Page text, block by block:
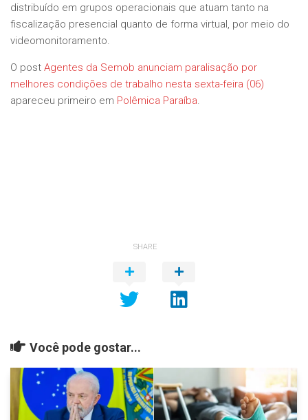
distribuído em grupos operacionais que atuam tanto na
fiscalização presencial quanto de forma virtual, por meio do
videomonitoramento.
O post Agentes da Semob anunciam paralisação por
melhores condições de trabalho nesta sexta-feira (06)
apareceu primeiro em Polêmica Paraíba.
SHARE
Você pode gostar...